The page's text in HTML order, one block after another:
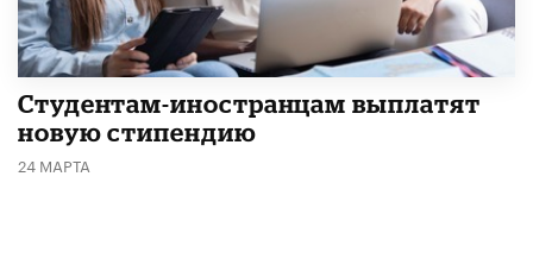
Студентам-иностранцам выплатят
новую стипендию
24 МАРТА